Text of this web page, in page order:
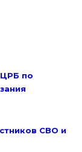
по
СВО и